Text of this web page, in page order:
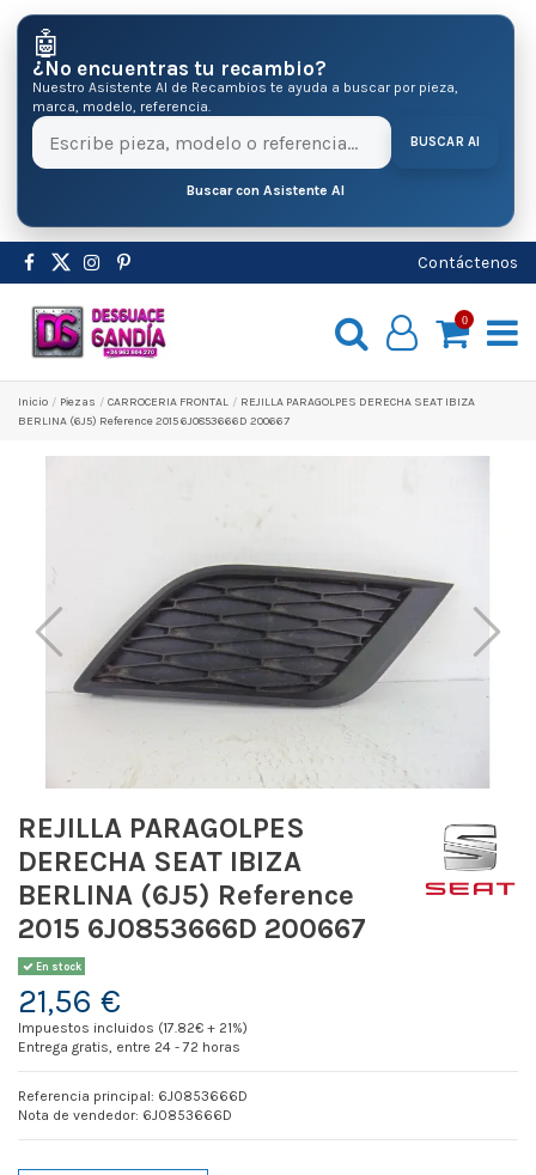
🤖
¿No encuentras tu recambio?
Nuestro Asistente AI de Recambios te ayuda a buscar por pieza,
marca, modelo, referencia.
BUSCAR AI
Buscar con Asistente AI
Contáctenos
0
Inicio Pіezas CARROCERIA FRONTAL
REJILLA PARAGOLPES DERECHA SEAT IBIZA
BERLINA (6J5) Reference 2015 6J0853666D 200667
REJILLA PARAGOLPES
DERECHA SEAT IBIZA
BERLINA (6J5) Reference
2015 6J0853666D 200667
En stock
21,56 €
Impuestos incluidos (17.82€ + 21%)
Entrega gratis, entre 24 - 72 horas
Referencia principal: 6J0853666D
Nota de vendedor: 6J0853666D